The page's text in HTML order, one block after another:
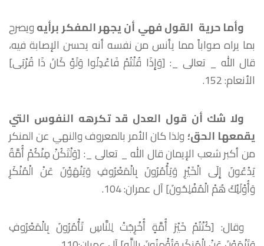
وأما حرية القول فهي أن يجهر المفكر برأيهويصرح
بما يراه صواباً مما يأنس من نفسه أنه يحسن الإصابة فيه،
قال الله _ تعالى _: [وَإِذَا قُلْتُمْ فَاعْدِلُوا وَلَوْ كَانَ ذَا قُرْبَى]
الأنعام: 152.
ولا شك أن قول العدل قد تكرهه النفوس التي
يقمعها الحق؛ ولذا كان الأمر بالمعروف والنهي عن المنكر
من أكبر شعب الإيمان قال الله _ تعالى _: [وَلْتَكُنْ مِنْكُمْ أُمَّةٌ
يَدْعُونَ إِلَى الْخَيْرِ وَيَأْمُرُونَ بِالْمَعْرُوفِ وَيَنْهَوْنَ عَنْ الْمُنْكَرِ
وَأُوْلَئِكَ هُمْ الْمُفْلِحُونَ] آل عمران: 104.
وقال: [كُنْتُمْ خَيْرَ أُمَّةٍ أُخْرِجَتْ لِلنَّاسِ تَأْمُرُونَ بِالْمَعْرُوفِ